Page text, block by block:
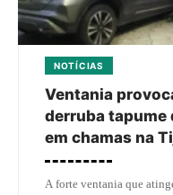
NOTÍCIAS
Ventania
derruba tapume
em chamas na
A forte ventania que